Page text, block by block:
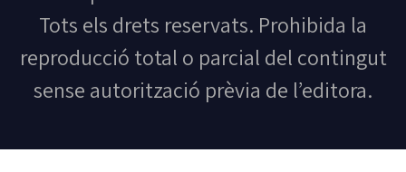
Tots els drets reservats. Prohibida la
reproducció total o parcial del contingut
sense autorització prèvia de l’editora.